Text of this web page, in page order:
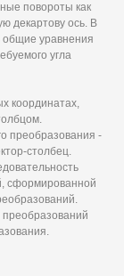
повороты как
декартову ось. В
общие уравнения
угла
координатах,
преобразования -
столбец.
сформированной